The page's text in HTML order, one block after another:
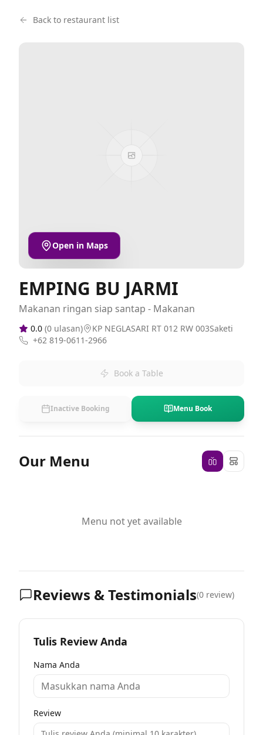
Back to restaurant list
Open in Maps
EMPING BU JARMI
Makanan ringan siap santap - Makanan
0.0 (0 ulasan)
KP NEGLASARI RT 012 RW 003Saketi
+62 819-0611-2966
Book a Table
Inactive Booking Menu Book
Our Menu
Menu not yet available
Reviews & Testimonials(0 review)
Tulis Review Anda
Nama Anda
Review